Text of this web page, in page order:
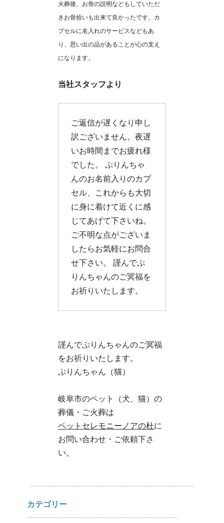
火葬後、お骨の説明などもしていただ
きお骨拾いも出来て良かったです。カ
プセルに名入れのサービスなどもあ
り、思い出の品があることが心の支え
になります。
当社スタッフより
ご返信が遅くなり申し
訳ございません。夜遅
いお時間までお疲れ様
でした。 ぷりんちゃ
んのお名前入りのカプ
セル、これからも大切
に身に着けて近くに感
じてあげて下さいね。
ご不明な点がございま
したらお気軽にお問合
せ下さい。 謹んでぷ
りんちゃんのご冥福を
お祈りいたします。
謹んでぷりんちゃんのご冥福
をお祈りいたします。
ぷりんちゃん（猫）
岐阜市のペット（犬、猫）の
葬儀・ご火葬は
ペットセレモニーノアの杜に
お問い合わせ・ご依頼下さ
い。
カテゴリー